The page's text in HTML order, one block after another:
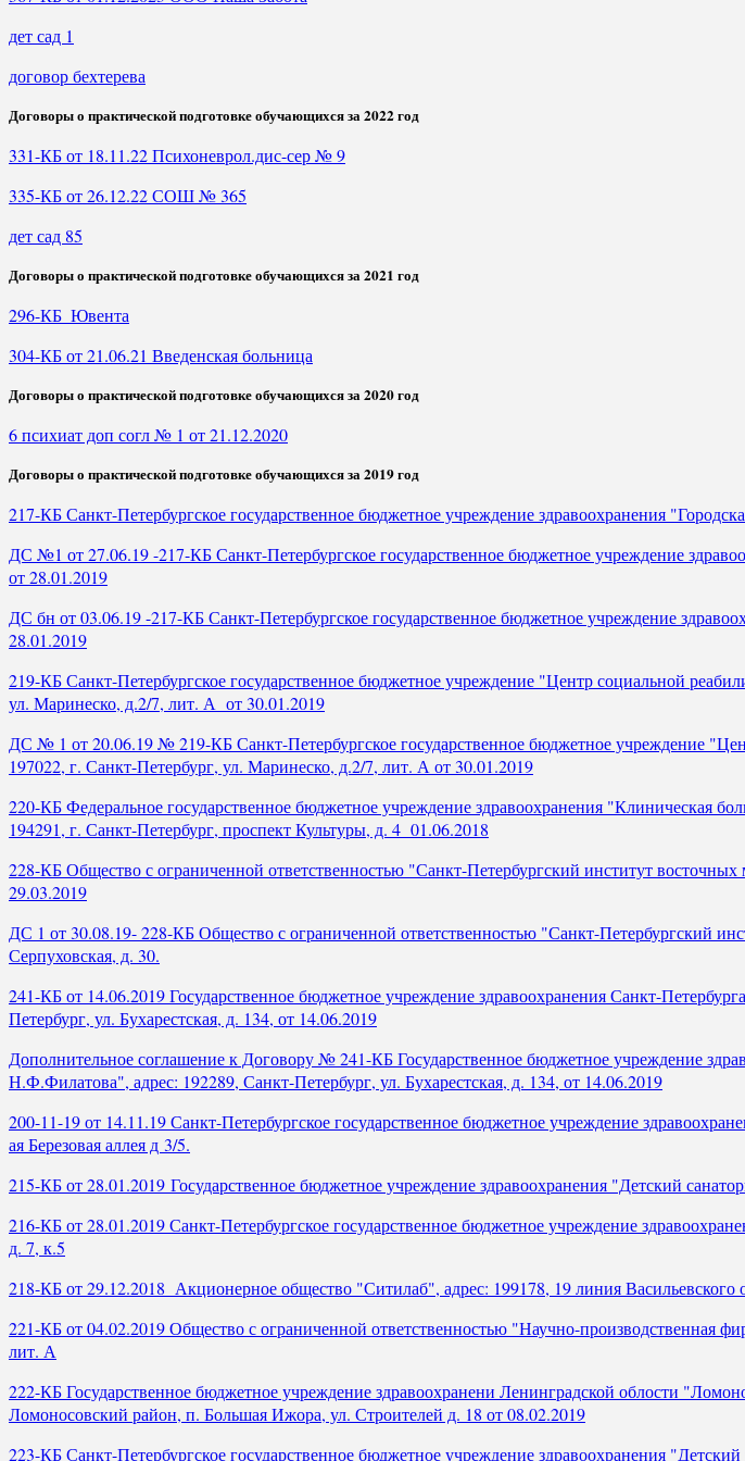
дет сад 1
договор бехтерева
Договоры о практической подготовке обучающихся за 2022 год
331-КБ от 18.11.22 Психоневрол.дис-сер № 9
335-КБ от 26.12.22 СОШ № 365
дет сад 85
Договоры о практической подготовке обучающихся за 2021 год
296-КБ_Ювента
304-КБ от 21.06.21 Введенская больница
Договоры о практической подготовке обучающихся за 2020 год
6 психиат доп согл № 1 от 21.12.2020
Договоры о практической подготовке обучающихся за 2019 год
217-КБ Санкт-Петербургское государственное бюджетное учреждение здравоохранения
ДС №1 от 27.06.19 -217-КБ Санкт-Петербургское государственное бюджетное учреждение
от 28.01.2019
ДС бн от 03.06.19 -217-КБ Санкт-Петербургское государственное бюджетное учреждение
28.01.2019
219-КБ Санкт-Петербургское государственное бюджетное учреждение "Центр социальной
ул. Маринеско, д.2/7, лит. А от 30.01.2019
ДС № 1 от 20.06.19 № 219-КБ Санкт-Петербургское государственное бюджетное учреждение
197022, г. Санкт-Петербург, ул. Маринеско, д.2/7, лит. А от 30.01.2019
220-КБ Федеральное государственное бюджетное учреждение здравоохранения "Клиническая
194291, г. Санкт-Петербург, проспект Культуры, д. 4 01.06.2018
228-КБ Общество с ограниченной ответственностью "Санкт-Петербургский институт
29.03.2019
ДС 1 от 30.08.19- 228-КБ Общество с ограниченной ответственностью "Санкт-Петербургский
Серпуховская, д. 30.
241-КБ от 14.06.2019 Государственное бюджетное учреждение здравоохранения Санкт-
Петербург, ул. Бухарестская, д. 134, от 14.06.2019
Дополнительное соглашение к Договору № 241-КБ Государственное бюджетное учреждение
Н.Ф.Филатова", адрес: 192289, Санкт-Петербург, ул. Бухарестская, д. 134, от 14.06.2019
200-11-19 от 14.11.19 Санкт-Петербургское государственное бюджетное учреждение
ая Березовая аллея д 3/5.
215-КБ от 28.01.2019 Государственное бюджетное учреждение здравоохранения "Детский
216-КБ от 28.01.2019 Санкт-Петербургское государственное бюджетное учреждение
д. 7, к.5
218-КБ от 29.12.2018 Акционерное общество "Ситилаб", адрес: 199178, 19 линия Васильевского
221-КБ от 04.02.2019 Общество с ограниченной ответственностью "Научно-производственная
лит. А
222-КБ Государственное бюджетное учреждение здравоохранени Ленинградской облости
Ломоносовский район, п. Большая Ижора, ул. Строителей д. 18 от 08.02.2019
223-КБ Санкт-Петербургское государственное бюджетное учреждение здравоохранения